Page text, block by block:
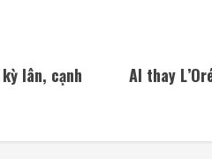
lân, cạnh
AI thay